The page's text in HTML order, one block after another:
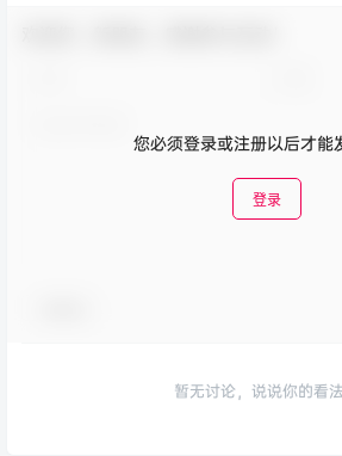
您必须登录或注册以后才能
登录
暂无讨论，说说你的看